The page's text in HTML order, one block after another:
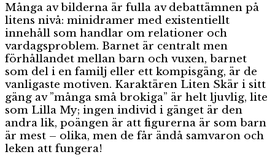
Många av bilderna är fulla av debattämnen på
litens nivå: minidramer med existentiellt
innehåll som handlar om relationer och
vardagsproblem. Barnet är centralt men
förhållandet mellan barn och vuxen, barnet
som del i en familj eller ett kompisgäng, är de
vanligaste motiven. Karaktären Liten Skär i sitt
gäng av ”många små brokiga” är helt ljuvlig, lite
som Lilla My; ingen individ i gänget är den
andra lik, poängen är att figurerna är som barn
är mest – olika, men de får ändå samvaron och
leken att fungera!